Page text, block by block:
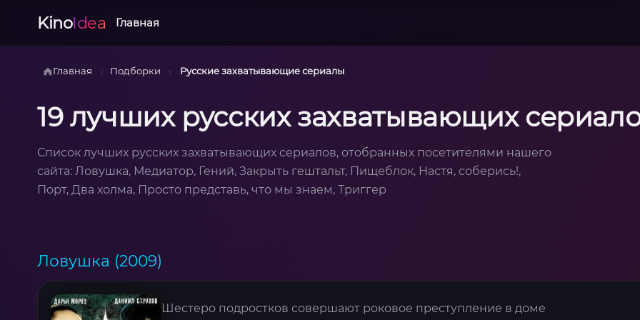
KinoIdea Главная
Главная › Подборки › Русские захватывающие сериалы
19 лучших русских захватывающих
Список лучших русских захватывающих сериалов, отобранных посетителями нашего
сайта: Ловушка, Медиатор, Гений, Закрыть гештальт, Пищеблок, Настя, соберись!,
Порт, Два холма, Просто представь, что мы знаем, Триггер
Ловушка (2009)
Шестеро подростков совершают роковое преступление в доме